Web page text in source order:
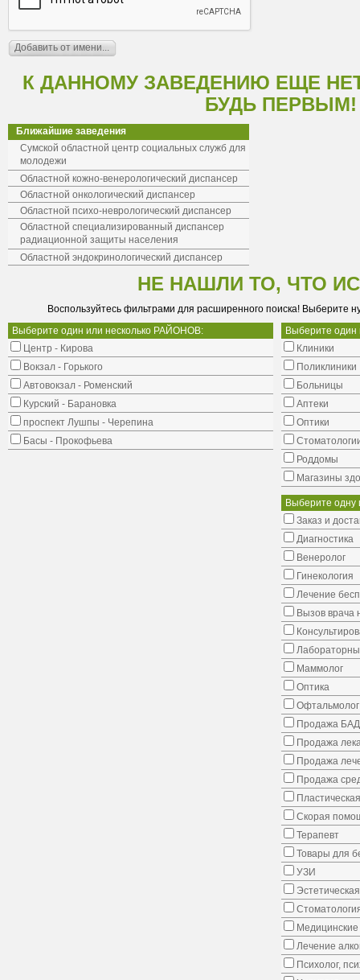
К ДАННОМУ ЗАВЕДЕНИЮ ЕЩЕ
БУДЬ ПЕРВЫМ!
Ближайшие заведения
Сумской областной центр социальных служб для
молодежи
Областной кожно-венерологический диспансер
Областной онкологический диспансер
Областной психо-неврологический диспансер
Областной специализированный диспансер
радиационной защиты населения
Областной эндокринологический диспансер
НЕ НАШЛИ ТО, ЧТО
Воспользуйтесь фильтрами для расширенного поиска! Выберите
Выберите один или несколько РАЙОНОВ:
Центр - Кирова
Вокзал - Горького
Автовокзал - Роменский
Курский - Барановка
проспект Лушпы - Черепина
Басы - Прокофьева
Выберите
Клиники
Поликлиники
Больницы
Аптеки
Оптики
Роддомы
Магазины
Выберите одну
Заказ и
Диагностика
Венеролог
Гинекология
Лечение
Вызов врача
Маммолог
Оптика
Офтальмолог
Продажа
Продажа
Продажа
Продажа
Скорая
Терапевт
Товары для
УЗИ
Медицинские
Лечение
Психолог,